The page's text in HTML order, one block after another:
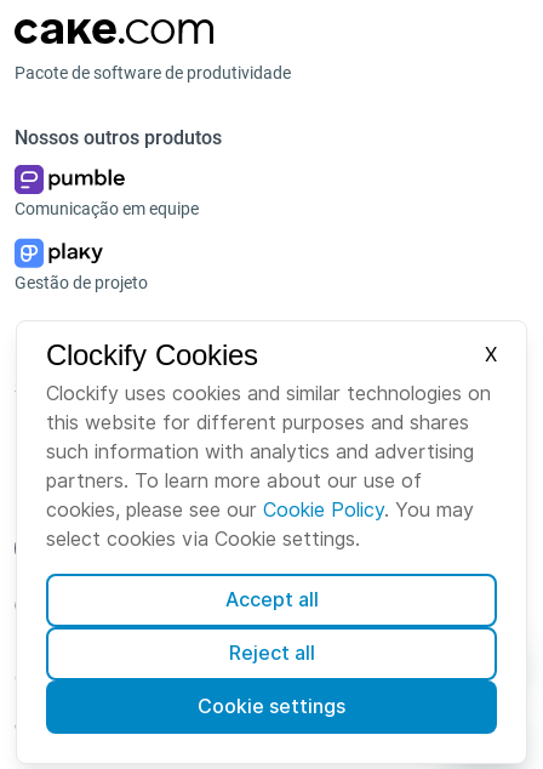
Pacote de software de produtividade
Nossos outros produtos
Comunicação em equipe
Gestão de projeto
Plataforma
Suite
Pacote
Marketplace
Sobre Nós
Carreiras
Marca
© Clockify
CookiesTermosPrivacidadeSegurançaMapa do site
Clockify Cookies
X
Clockify uses cookies and similar technologies on
this website for different purposes and shares
such information with analytics and advertising
partners. To learn more about our use of
cookies, please see our Cookie Policy. You may
select cookies via Cookie settings.
Accept all
Reject all
Cookie settings